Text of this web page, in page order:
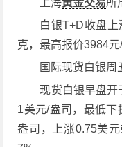
上海黄金交易所
白银T+D收盘
克，最高报价3984元
国际现货白银周
现货白银早盘开
1美元/盎司，最低下
盎司，上涨0.75美